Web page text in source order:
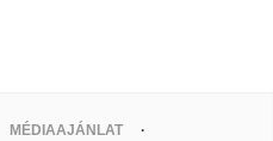
MÉDIAAJÁNLAT